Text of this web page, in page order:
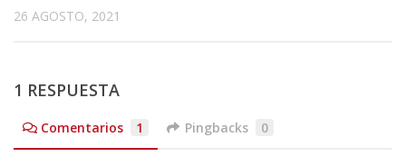
26 AGOSTO, 2021
1 RESPUESTA
Comentarios 1 Pingbacks 0